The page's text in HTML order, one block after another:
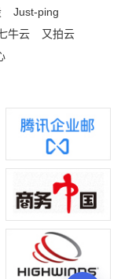
Just-ping
牛云
又拍云